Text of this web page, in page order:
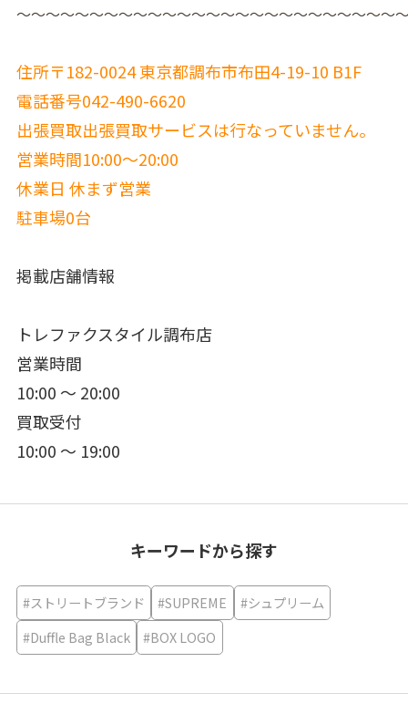
〜〜〜〜〜〜〜〜〜〜〜〜〜〜〜〜〜〜〜〜〜〜〜〜〜〜
住所〒182-0024 東京都調布市布田4-19-10 B1F
電話番号042-490-6620
出張買取出張買取サービスは行なっていません。
営業時間10:00〜20:00
休業日 休まず営業
駐車場0台
掲載店舗情報
トレファクスタイル調布店
営業時間
10:00 ～ 20:00
買取受付
10:00 ～ 19:00
キーワードから探す
#ストリートブランド #SUPREME
#シュプリーム
#Duffle Bag Black
#BOX LOGO